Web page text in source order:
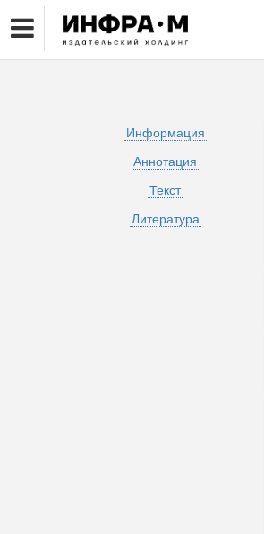
Информация
Аннотация
Текст
Литература